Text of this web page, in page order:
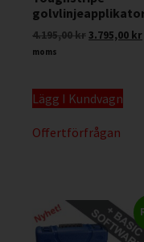
4.195,00kr3.795,00 kr
moms
Lägg I Kundvagn
Offertförfrågan